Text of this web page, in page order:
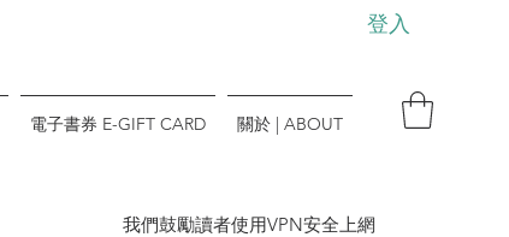
登入
電子書券 E-GIFT CARD 關於 | ABOUT
​我們鼓勵讀者使用VPN安全上網